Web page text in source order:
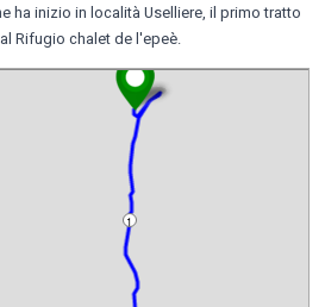
ha inizio in località Uselliere, il primo tratto
Rifugio chalet de l'epeè.
1